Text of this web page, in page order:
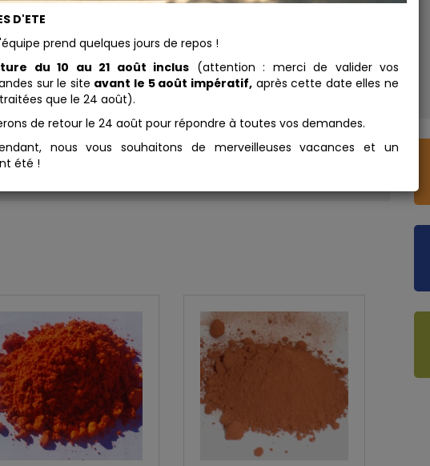
Lavande
Bleu Lavande est
préparation pigmentaire,
par une très grande
de matière. Ce pigment
sans danger pour
et l'environnement. Il est
à 79% d'ingrédients
Ajouter au panier
D'ETE
prend quelques jours de repos !
du 10 au 21 août inclus (attention : merci de valider vos
sur le site avant le 5 août impératif,après cette date elles ne
que le 24 août).
de retour le 24 août pour répondre à toutes vos demandes.
nous vous souhaitons de merveilleuses vacances et un
été !